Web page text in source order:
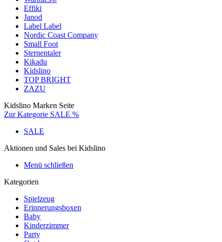
Effiki
Janod
Label Label
Nordic Coast Company
Small Foot
Sternentaler
Kikadu
Kidslino
TOP BRIGHT
ZAZU
Kidslino Marken Seite
Zur Kategorie SALE %
SALE
Aktionen und Sales bei Kidslino
Menü schließen
Kategorien
Spielzeug
Erinnerungsboxen
Baby
Kinderzimmer
Party